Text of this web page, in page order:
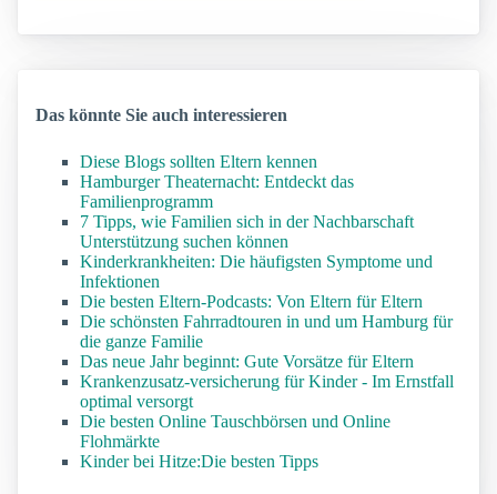
Das könnte Sie auch interessieren
Diese Blogs sollten Eltern kennen
Hamburger Theaternacht: Entdeckt das
Familienprogramm
7 Tipps, wie Familien sich in der Nachbarschaft
Unterstützung suchen können
Kinderkrankheiten: Die häufigsten Symptome und
Infektionen
Die besten Eltern-Podcasts: Von Eltern für Eltern
Die schönsten Fahrradtouren in und um Hamburg für
die ganze Familie
Das neue Jahr beginnt: Gute Vorsätze für Eltern
Krankenzusatz-versicherung für Kinder - Im Ernstfall
optimal versorgt
Die besten Online Tauschbörsen und Online
Flohmärkte
Kinder bei Hitze:Die besten Tipps